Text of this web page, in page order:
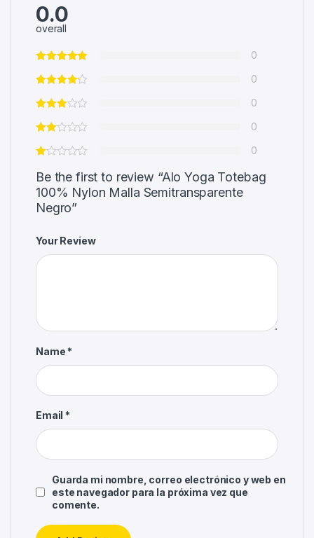
0.0
overall
0
0
0
0
0
Be the first to review “Alo Yoga Totebag
100% Nylon Malla Semitransparente
Negro”
Your Review
Name *
Email *
Guarda mi nombre, correo electrónico y web en
este navegador para la próxima vez que
comente.